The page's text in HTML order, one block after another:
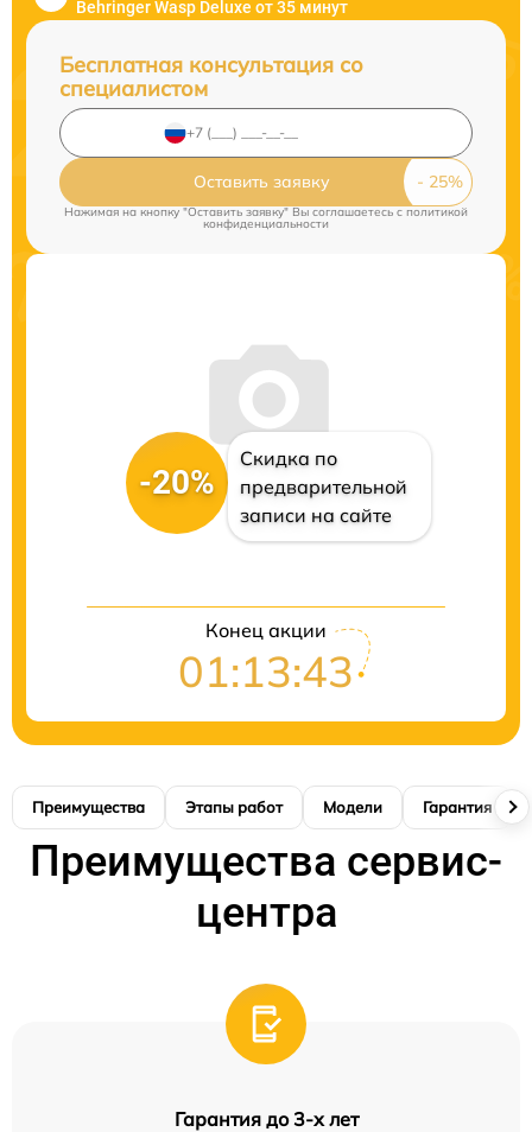
Behringer Wasp Deluxe от 35 минут
Бесплатная консультация со
специалистом
Оставить заявку
Нажимая на кнопку "Оставить заявку" Вы соглашаетесь cполитикой
конфиденциальности
-20%
Скидка по
предварительной
записи на сайте
Конец акции
01:13:42
Преимущества Этапы работ Модели Гарантия
Преимущества сервис-
центра
Гарантия до 3-х лет